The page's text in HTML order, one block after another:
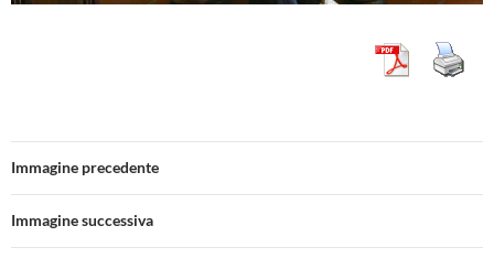
Immagine precedente
Immagine successiva